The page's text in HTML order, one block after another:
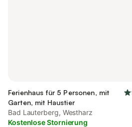
Ferienhaus für 5 Personen, mit
Garten, mit Haustier
Bad Lauterberg, Westharz
Kostenlose Stornierung